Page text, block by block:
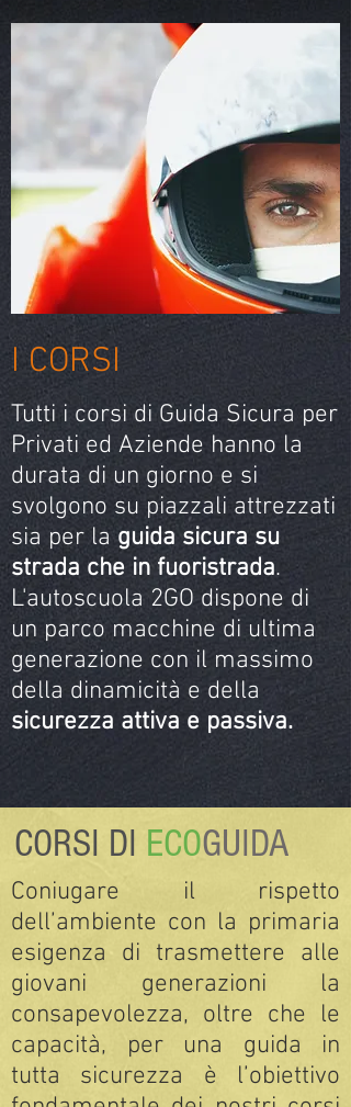
I CORSI
Tutti i corsi di Guida Sicura per
Privati ed Aziende hanno la
durata di un giorno e si
svolgono su piazzali attrezzati
sia per laguida sicura su
strada che in fuoristrada.
L'autoscuola 2GO dispone di
un parco macchine di ultima
generazione con il massimo
della dinamicità e della
sicurezza attiva e passiva.
CORSI DI ECOGUIDA
Coniugare il rispetto
dell’ambiente con la primaria
esigenza di trasmettere alle
giovani generazioni la
consapevolezza, oltre che le
capacità, per una guida in
tutta sicurezza è l’obiettivo